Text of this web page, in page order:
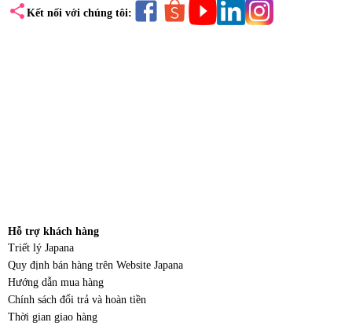
share Kết nối với chúng tôi:
Hỗ trợ khách hàng
Triết lý Japana
Quy định bán hàng trên Website Japana
Hướng dẫn mua hàng
Chính sách đổi trả và hoàn tiền
Thời gian giao hàng